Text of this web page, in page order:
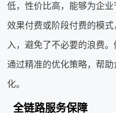
低，性价比高，能够为企
效果付费或阶段付费的模
入，避免了不必要的浪费
通过精准的优化策略，帮
化。
全链路服务保障